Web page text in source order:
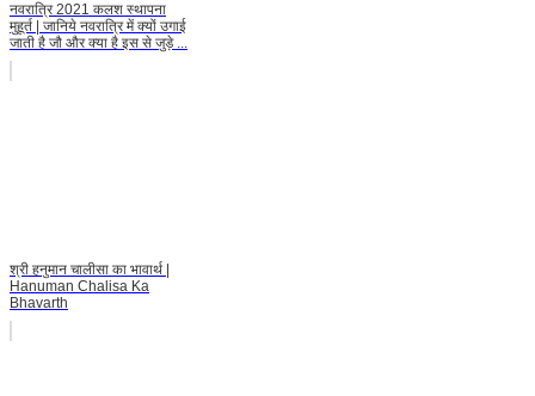
नवरात्रि 2021 कलश स्थापना
मुहूर्त | जानिये नवरात्रि में क्यों उगाई
जाती है जौ और क्या है इस से जुड़े ...
श्री हनुमान चालीसा का भावार्थ |
Hanuman Chalisa Ka
Bhavarth